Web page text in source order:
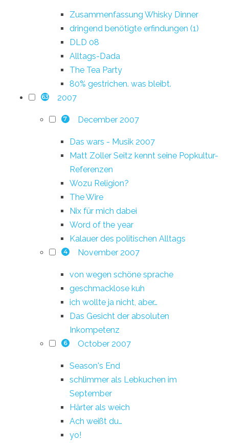
Zusammenfassung Whisky Dinner
dringend benötigte erfindungen (1)
DLD 08
Alltags-Dada
The Tea Party
80% gestrichen. was bleibt.
63 2007
7 December 2007
Das wars - Musik 2007
Matt Zoller Seitz kennt seine Popkultur-
Referenzen
Wozu Religion?
The Wire
Nix für mich dabei
Word of the year
Kalauer des politischen Alltags
4 November 2007
von wegen schöne sprache
geschmacklose kuh
ich wollte ja nicht, aber…
Das Gesicht der absoluten
Inkompetenz
6 October 2007
Season's End
schlimmer als Lebkuchen im
September
Härter als weich
Ach weißt du…
yo!